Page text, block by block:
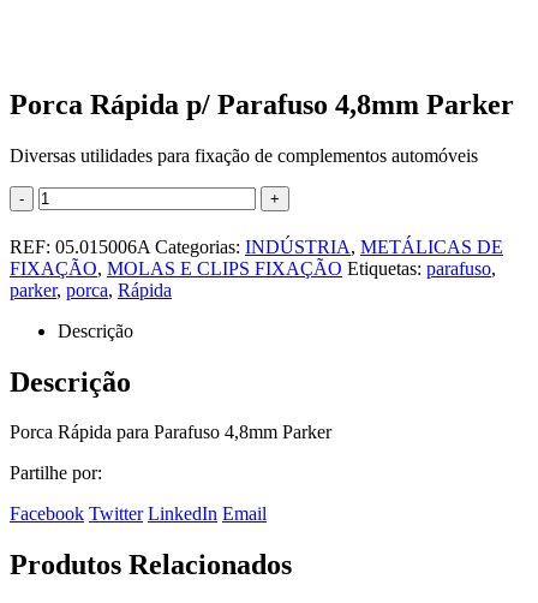
Porca Rápida p/ Parafuso 4,8mm Parker
Diversas utilidades para fixação de complementos automóveis
- +
REF: 05.015006A Categorias: INDÚSTRIA, METÁLICAS DE
FIXAÇÃO, MOLAS E CLIPS FIXAÇÃO Etiquetas: parafuso,
parker, porca, Rápida
Descrição
Descrição
Porca Rápida para Parafuso 4,8mm Parker
Partilhe por:
Facebook Twitter LinkedIn Email
Produtos Relacionados